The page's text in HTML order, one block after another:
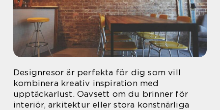
Designresor är perfekta för dig som vill
kombinera kreativ inspiration med
upptäckarlust. Oavsett om du brinner för
interiör, arkitektur eller stora konstnärliga